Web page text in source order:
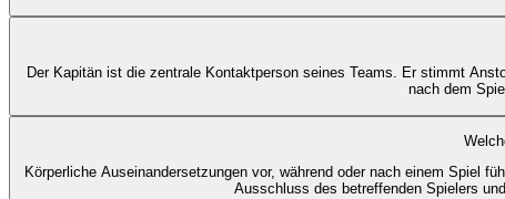
Der Kapitän ist die zentrale Kontaktperson seines Teams. Er stimmt
nach dem
Körperliche Auseinandersetzungen vor, während oder nach einem Spiel
Ausschluss des betreffenden Spielers